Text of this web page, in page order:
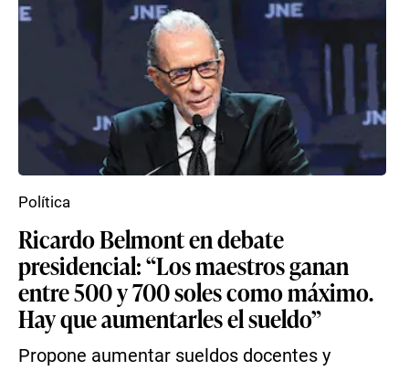
Ricardo Belmont en debate
presidencial: “Los maestros ganan
entre 500 y 700 soles como máximo.
Hay que aumentarles el sueldo”
Propone aumentar sueldos docentes y
Política